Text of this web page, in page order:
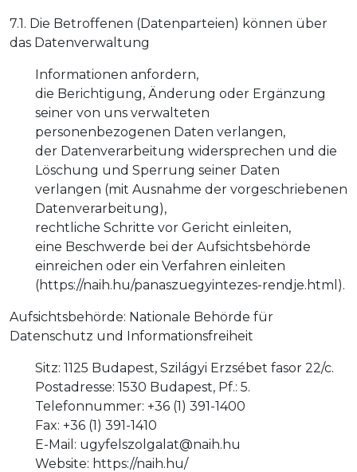
7.1. Die Betroffenen (Datenparteien) können über
das Datenverwaltung
Informationen anfordern,
die Berichtigung, Änderung oder Ergänzung
seiner von uns verwalteten
personenbezogenen Daten verlangen,
der Datenverarbeitung widersprechen und die
Löschung und Sperrung seiner Daten
verlangen (mit Ausnahme der vorgeschriebenen
Datenverarbeitung),
rechtliche Schritte vor Gericht einleiten,
eine Beschwerde bei der Aufsichtsbehörde
einreichen oder ein Verfahren einleiten
(https://naih.hu/panaszuegyintezes-rendje.html).
Aufsichtsbehörde: Nationale Behörde für
Datenschutz und Informationsfreiheit
Sitz: 1125 Budapest, Szilágyi Erzsébet fasor 22/c.
Postadresse: 1530 Budapest, Pf.: 5.
Telefonnummer: +36 (1) 391-1400
Fax: +36 (1) 391-1410
E-Mail: ugyfelszolgalat@naih.hu
Website: https://naih.hu/